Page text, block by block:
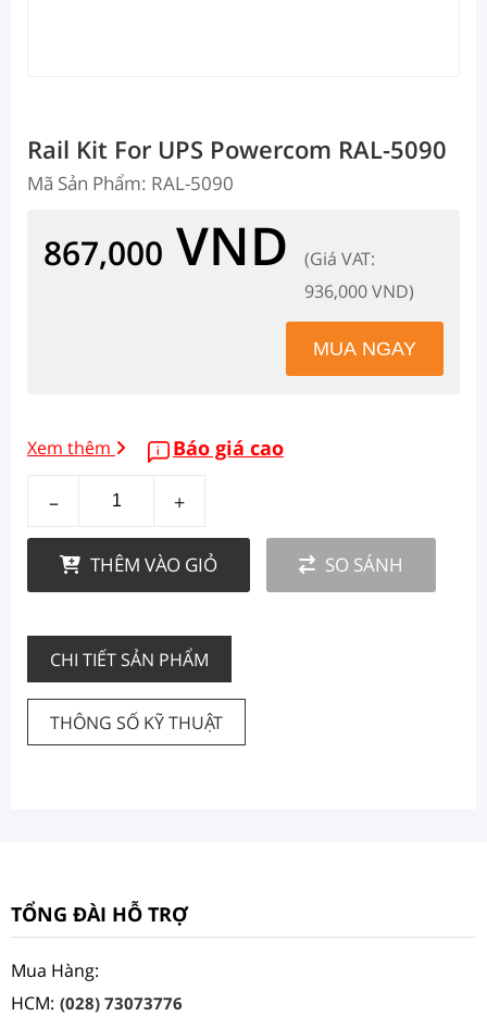
Rail Kit For UPS Powercom RAL-5090
Mã Sản Phẩm: RAL-5090
867,000 VND
(Giá VAT:
936,000 VND)
Xem thêm Báo giá cao
– +
THÊM VÀO GIỎ SO SÁNH
CHI TIẾT SẢN PHẨM
THÔNG SỐ KỸ THUẬT
TỔNG ĐÀI HỖ TRỢ
Mua Hàng:
HCM: (028) 73073776